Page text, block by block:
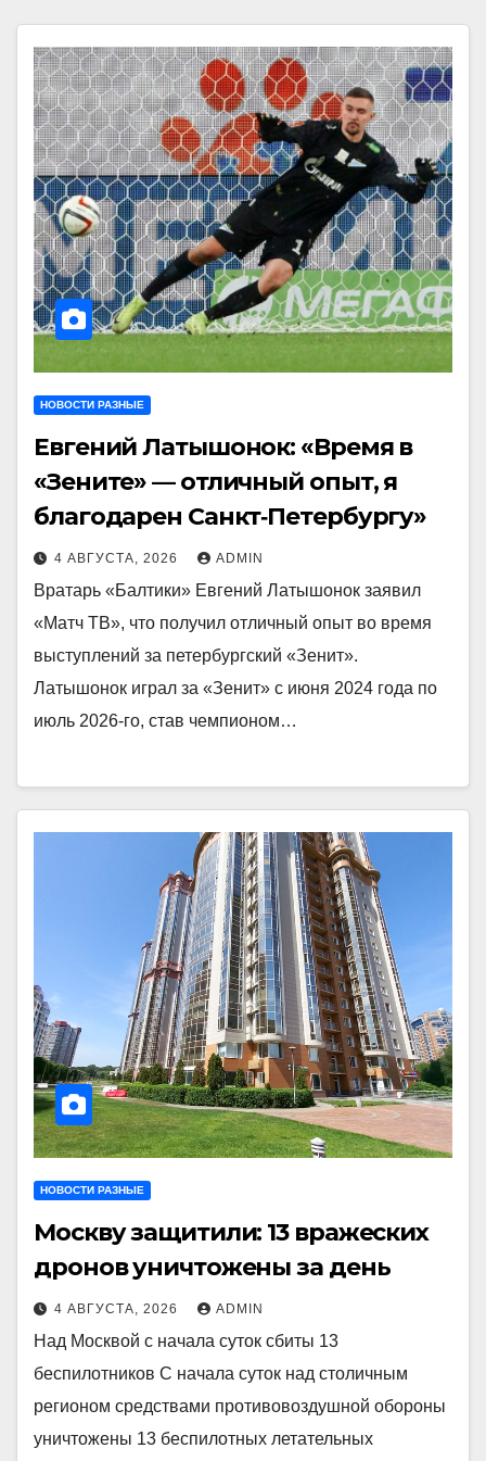
НОВОСТИ РАЗНЫЕ
Евгений Латышонок: «Время в
«Зените» — отличный опыт, я
благодарен Санкт‑Петербургу»
4 АВГУСТА, 2026 ADMIN
Вратарь «Балтики» Евгений Латышонок заявил
«Матч ТВ», что получил отличный опыт во время
выступлений за петербургский «Зенит».
Латышонок играл за «Зенит» с июня 2024 года по
июль 2026‑го, став чемпионом…
НОВОСТИ РАЗНЫЕ
Москву защитили: 13 вражеских
дронов уничтожены за день
4 АВГУСТА, 2026 ADMIN
Над Москвой с начала суток сбиты 13
беспилотников С начала суток над столичным
регионом средствами противовоздушной обороны
уничтожены 13 беспилотных летательных